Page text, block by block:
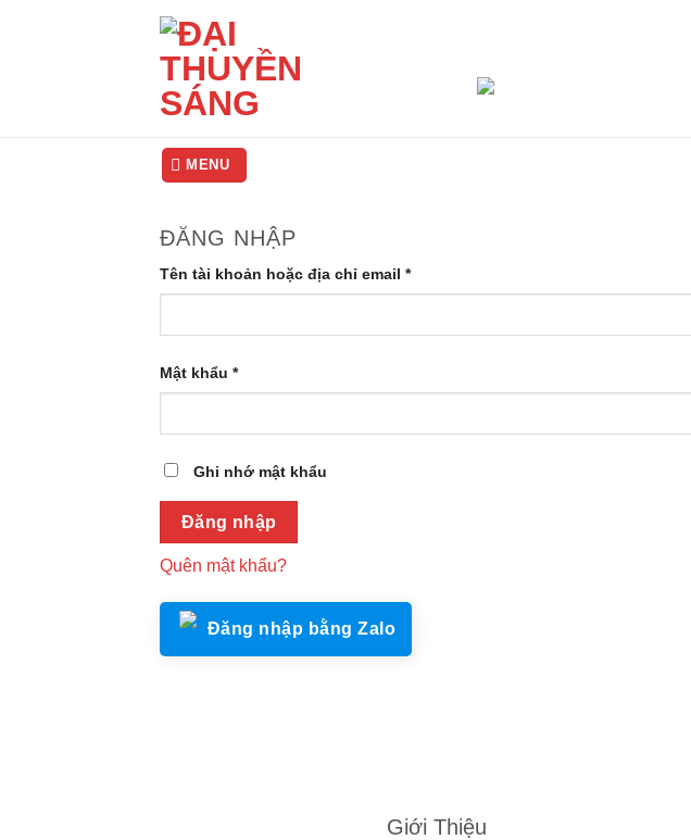
MENU
ĐĂNG NHẬP
Tên tài khoản hoặc địa chỉ email *
Mật khẩu *
Ghi nhớ mật khẩu
Đăng nhập
Quên mật khẩu?
Đăng nhập bằng Zalo
Giới Thiệu